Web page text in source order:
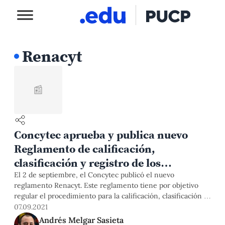
Renacyt
📰
Concytec aprueba y publica nuevo
Reglamento de calificación,
clasificación y registro de los
investigadores del Sinacyt
El 2 de septiembre, el Concytec publicó el nuevo
reglamento Renacyt. Este reglamento tiene por objetivo
regular el procedimiento para la calificación, clasificación y
registro de los investigadores del Sistema Nacional de
Ciencia, Tecnología e Innovación Tecnológica (Sinacyt) en
07.09.2021
Andrés Melgar Sasieta